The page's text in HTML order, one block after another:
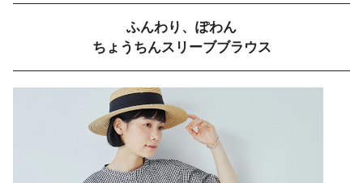
ふんわり、ぽわん
ちょうちんスリーブブラウス